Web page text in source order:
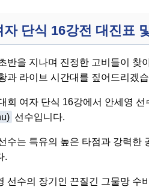
자 단식 16강전 대진표
반을 지나며 진정한 고비들이 찾
과 라이브 시간대를 짚어드리겠
회 여자 단식 16강에서 안세영
선수입니다.
수는 특유의 높은 타점과 강력한
.
선수의 장기인 끈질긴 그물망 수